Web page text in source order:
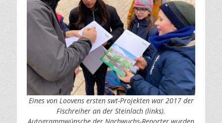
Eines von Loovens ersten swt-Projekten war 2017 der
Fischreiher an der Steinlach (links).